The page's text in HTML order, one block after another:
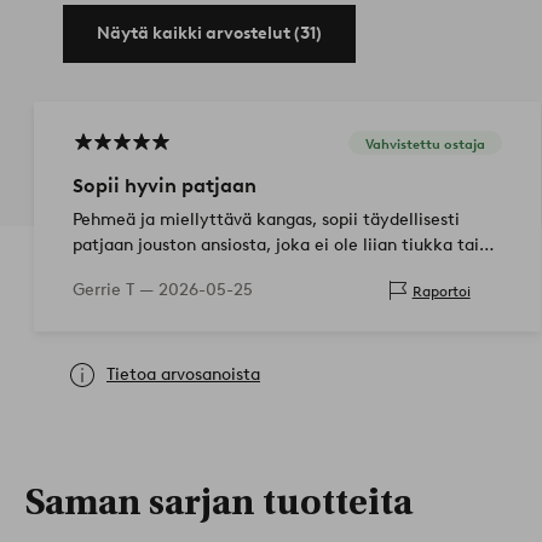
Näytä kaikki arvostelut (31)
Vahvistettu ostaja
Sopii hyvin patjaan
Pehmeä ja miellyttävä kangas, sopii täydellisesti
patjaan jouston ansiosta, joka ei ole liian tiukka tai
Gerrie T — 2026-05-25 Raportoi
Tietoa arvosanoista
Saman sarjan tuotteita